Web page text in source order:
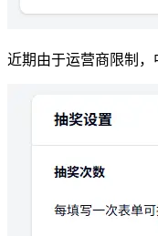
近期由于运营商限制，